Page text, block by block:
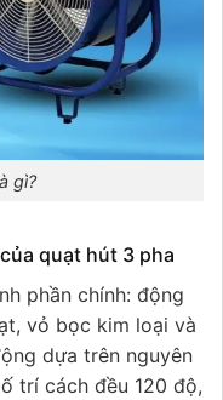
gì?
quạt hút 3 pha
phần chính: động
vỏ bọc kim loại và
dựa trên nguyên
trí cách đều 120 độ,